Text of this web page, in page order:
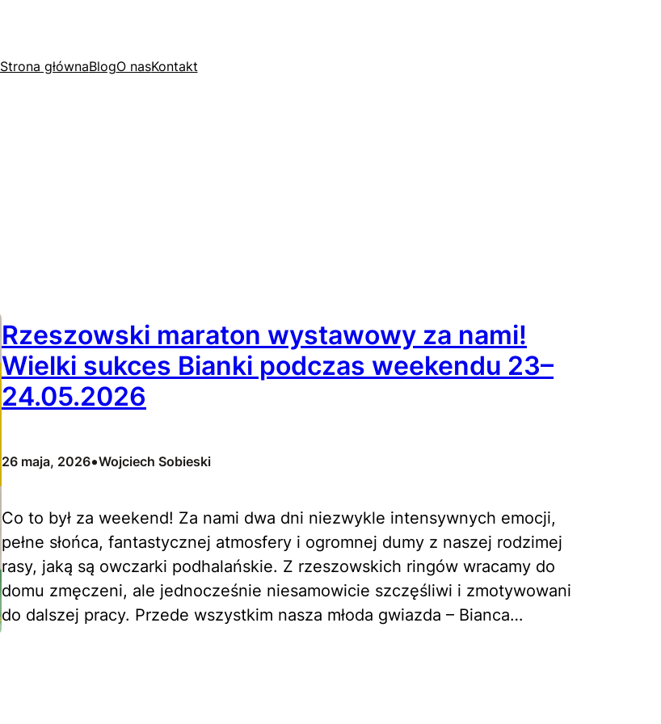
Strona głównaBlogO nasKontakt
Rzeszowski maraton wystawowy za nami!
Wielki sukces Bianki podczas weekendu 23–
24.05.2026
26 maja, 2026•Wojciech Sobieski
Co to był za weekend! Za nami dwa dni niezwykle intensywnych emocji,
pełne słońca, fantastycznej atmosfery i ogromnej dumy z naszej rodzimej
rasy, jaką są owczarki podhalańskie. Z rzeszowskich ringów wracamy do
domu zmęczeni, ale jednocześnie niesamowicie szczęśliwi i zmotywowani
do dalszej pracy. Przede wszystkim nasza młoda gwiazda – Bianca…